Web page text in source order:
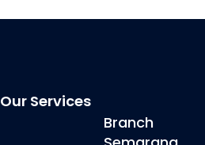
Our Services
Branch